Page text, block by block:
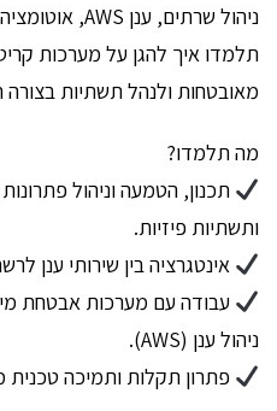
ניהול שרתים, ענן AWS, אוטומציה ב-Terraform ואבטחת מידע.
תלמדו איך להגן על מערכות
מאובטחות ולנהל תשתיות בצורה
מה תלמדו?
תכנון, הטמעה וניהול
ותשתיות פיזיות.
אינטגרציה בין שירותי ענן
עבודה עם מערכות אבטחת
ניהול ענן (AWS).
פתרון תקלות ותמיכה